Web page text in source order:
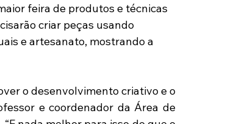
feira de produtos e técnicas
criar peças usando
e artesanato, mostrando a
o desenvolvimento criativo e o
e coordenador da Área de